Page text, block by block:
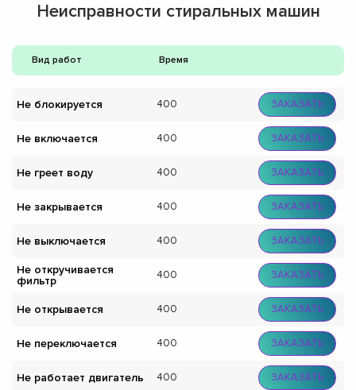
Неисправности стиральных машин
Вид работ Время
Не блокируется 400 ЗАКАЗАТЬ
Не включается 400 ЗАКАЗАТЬ
Не греет воду 400 ЗАКАЗАТЬ
Не закрывается 400 ЗАКАЗАТЬ
Не выключается 400 ЗАКАЗАТЬ
Не откручивается
фильтр
400 ЗАКАЗАТЬ
Не открывается 400 ЗАКАЗАТЬ
Не переключается 400 ЗАКАЗАТЬ
Не работает двигатель 400 ЗАКАЗАТЬ